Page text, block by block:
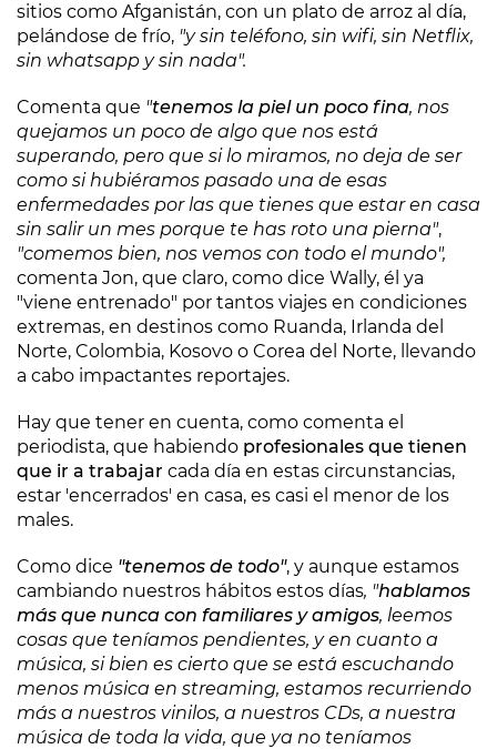
sitios como Afganistán, con un plato de arroz al día,
pelándose de frío, "y sin teléfono, sin wifi, sin Netflix,
sin whatsapp y sin nada".
Comenta que "tenemos la piel un poco fina, nos
quejamos un poco de algo que nos está
superando, pero que si lo miramos, no deja de ser
como si hubiéramos pasado una de esas
enfermedades por las que tienes que estar en casa
sin salir un mes porque te has roto una pierna",
"comemos bien, nos vemos con todo el mundo",
comenta Jon, que claro, como dice Wally, él ya
"viene entrenado" por tantos viajes en condiciones
extremas, en destinos como Ruanda, Irlanda del
Norte, Colombia, Kosovo o Corea del Norte, llevando
a cabo impactantes reportajes.
Hay que tener en cuenta, como comenta el
periodista, que habiendo profesionales que tienen
que ir a trabajar cada día en estas circunstancias,
estar 'encerrados' en casa, es casi el menor de los
males.
Como dice "tenemos de todo", y aunque estamos
cambiando nuestros hábitos estos días, "hablamos
más que nunca con familiares y amigos, leemos
cosas que teníamos pendientes, y en cuanto a
música, si bien es cierto que se está escuchando
menos música en streaming, estamos recurriendo
más a nuestros vinilos, a nuestros CDs, a nuestra
música de toda la vida, que ya no teníamos